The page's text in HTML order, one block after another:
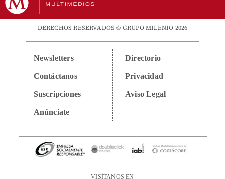
DERECHOS RESERVADOS © GRUPO MILENIO 2026
Newsletters
Contáctanos
Suscripciones
Anúnciate
Directorio
Privacidad
Aviso Legal
VISÍTANOS EN